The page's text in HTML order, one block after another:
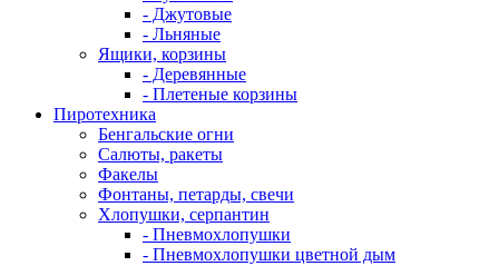
- Джутовые
- Льняные
Ящики, корзины
- Деревянные
- Плетеные корзины
Пиротехника
Бенгальские огни
Салюты, ракеты
Факелы
Фонтаны, петарды, свечи
Хлопушки, серпантин
- Пневмохлопушки
- Пневмохлопушки цветной дым